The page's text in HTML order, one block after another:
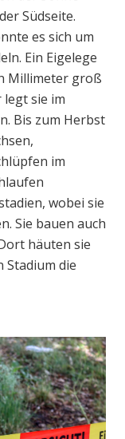
Südseite.
es sich um
Ein Eigelege
Millimeter groß
legt sie im
Bis zum Herbst
im
wobei sie
Sie bauen auch
häuten sie
Stadium die